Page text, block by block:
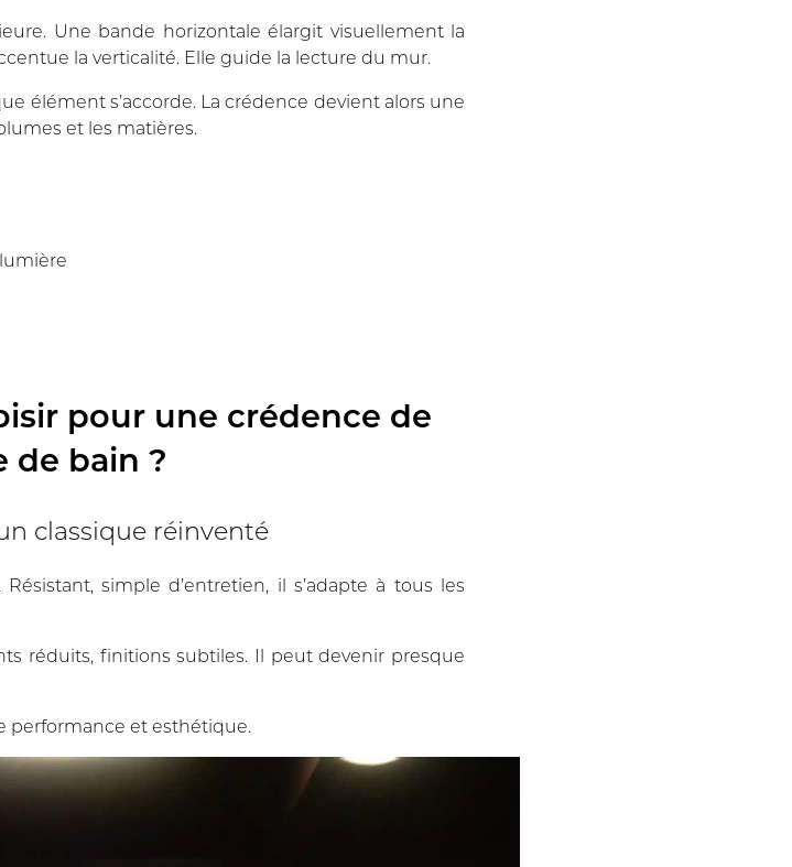
Une bande horizontale élargit visuellement la
la verticalité. Elle guide la lecture du mur.
élément s’accorde. La crédence devient alors une
et les matières.
pour une crédence de
de bain ?
classique réinventé
simple d’entretien, il s’adapte à tous les
réduits, finitions subtiles. Il peut devenir presque
performance et esthétique.